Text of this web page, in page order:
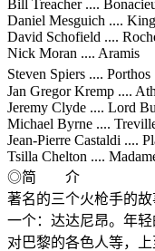
Bill Treacher ....
Daniel Mesguich ....
David Schofield ....
Nick Moran .... Aramis
Steven Spiers .... Porthos
Jan Gregor Kremp ....
Jeremy Clyde .... Lord
Michael Byrne ....
Jean-Pierre Castaldi ....
Tsilla Chelton ....
◎简 介
著名的三个火枪手的
一个：达达尼昂。年
对巴黎的各色人等，